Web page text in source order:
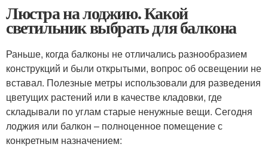
Люстра на лоджию. Какой
светильник выбрать для балкона
Раньше, когда балконы не отличались разнообразием
конструкций и были открытыми, вопрос об освещении не
вставал. Полезные метры использовали для разведения
цветущих растений или в качестве кладовки, где
складывали по углам старые ненужные вещи. Сегодня
лоджия или балкон – полноценное помещение с
конкретным назначением: